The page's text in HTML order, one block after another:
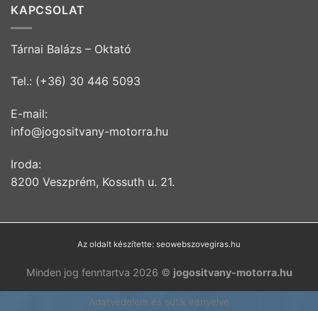
KAPCSOLAT
Tárnai Balázs – Oktató
Tel.: (+36) 30 446 5093
E-mail:
info@jogositvany-motorra.hu
Iroda:
8200 Veszprém, Kossuth u. 21.
Az oldalt készítette: seowebszovegiras.hu
Minden jog fenntartva 2026 © jogositvany-motorra.hu
Adatvédelem és sütik irányelve